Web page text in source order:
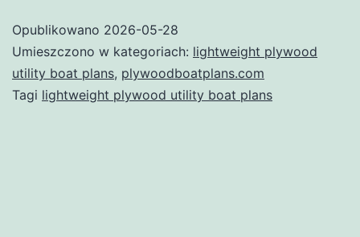
Plywood
Utility
Boat
Opublikowano 2026-05-28
Umieszczono w kategoriach: lightweight plywood
utility boat plans, plywoodboatplans.com
Tagi lightweight plywood utility boat plans